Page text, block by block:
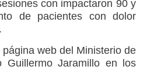
con impactaron 90 y
de pacientes con dolor
web del Ministerio de
Guillermo Jaramillo en los